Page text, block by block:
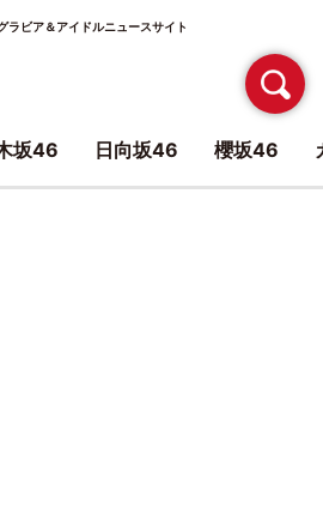
ラビア＆アイドルニュースサイト
坂46 日向坂46 櫻坂46